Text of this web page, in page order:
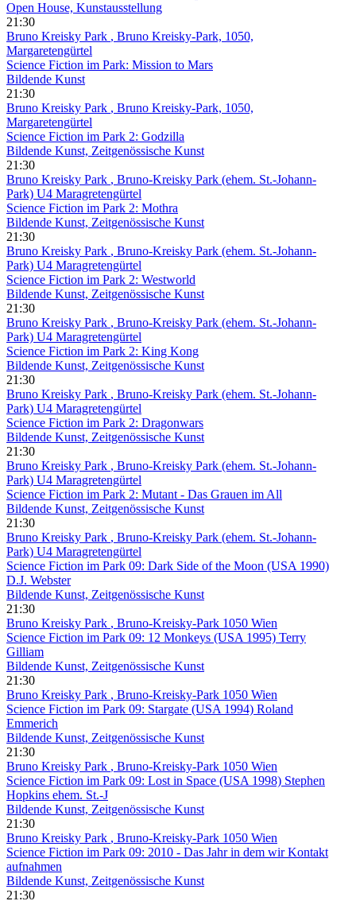
Open House, Kunstausstellung
21:30
Bruno Kreisky Park , Bruno Kreisky-Park, 1050,
Margaretengürtel
Science Fiction im Park: Mission to Mars
Bildende Kunst
21:30
Bruno Kreisky Park , Bruno Kreisky-Park, 1050,
Margaretengürtel
Science Fiction im Park 2: Godzilla
Bildende Kunst, Zeitgenössische Kunst
21:30
Bruno Kreisky Park , Bruno-Kreisky Park (ehem. St.-Johann-
Park) U4 Maragretengürtel
Science Fiction im Park 2: Mothra
Bildende Kunst, Zeitgenössische Kunst
21:30
Bruno Kreisky Park , Bruno-Kreisky Park (ehem. St.-Johann-
Park) U4 Maragretengürtel
Science Fiction im Park 2: Westworld
Bildende Kunst, Zeitgenössische Kunst
21:30
Bruno Kreisky Park , Bruno-Kreisky Park (ehem. St.-Johann-
Park) U4 Maragretengürtel
Science Fiction im Park 2: King Kong
Bildende Kunst, Zeitgenössische Kunst
21:30
Bruno Kreisky Park , Bruno-Kreisky Park (ehem. St.-Johann-
Park) U4 Maragretengürtel
Science Fiction im Park 2: Dragonwars
Bildende Kunst, Zeitgenössische Kunst
21:30
Bruno Kreisky Park , Bruno-Kreisky Park (ehem. St.-Johann-
Park) U4 Maragretengürtel
Science Fiction im Park 2: Mutant - Das Grauen im All
Bildende Kunst, Zeitgenössische Kunst
21:30
Bruno Kreisky Park , Bruno-Kreisky Park (ehem. St.-Johann-
Park) U4 Maragretengürtel
Science Fiction im Park 09: Dark Side of the Moon (USA 1990)
D.J. Webster
Bildende Kunst, Zeitgenössische Kunst
21:30
Bruno Kreisky Park , Bruno-Kreisky-Park 1050 Wien
Science Fiction im Park 09: 12 Monkeys (USA 1995) Terry
Gilliam
Bildende Kunst, Zeitgenössische Kunst
21:30
Bruno Kreisky Park , Bruno-Kreisky-Park 1050 Wien
Science Fiction im Park 09: Stargate (USA 1994) Roland
Emmerich
Bildende Kunst, Zeitgenössische Kunst
21:30
Bruno Kreisky Park , Bruno-Kreisky-Park 1050 Wien
Science Fiction im Park 09: Lost in Space (USA 1998) Stephen
Hopkins ehem. St.-J
Bildende Kunst, Zeitgenössische Kunst
21:30
Bruno Kreisky Park , Bruno-Kreisky-Park 1050 Wien
Science Fiction im Park 09: 2010 - Das Jahr in dem wir Kontakt
aufnahmen
Bildende Kunst, Zeitgenössische Kunst
21:30